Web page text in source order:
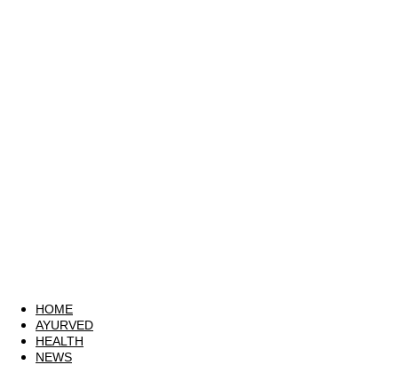
HOME
AYURVED
HEALTH
NEWS